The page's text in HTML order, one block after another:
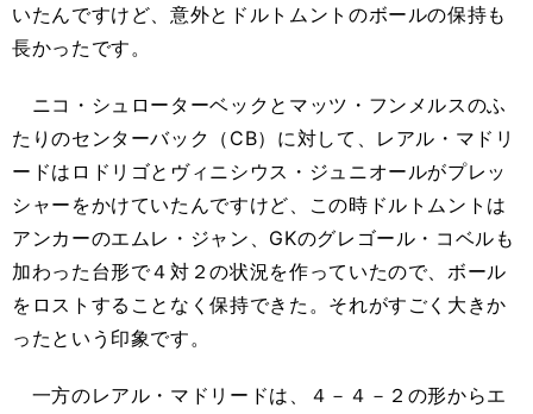
いたんですけど、意外とドルトムントのボールの保持も
長かったです。
ニコ・シュローターベックとマッツ・フンメルスのふ
たりのセンターバック（CB）に対して、レアル・マドリ
ードはロドリゴとヴィニシウス・ジュニオールがプレッ
シャーをかけていたんですけど、この時ドルトムントは
アンカーのエムレ・ジャン、GKのグレゴール・コベルも
加わった台形で４対２の状況を作っていたので、ボール
をロストすることなく保持できた。それがすごく大きか
ったという印象です。
一方のレアル・マドリードは、４－４－２の形からエ